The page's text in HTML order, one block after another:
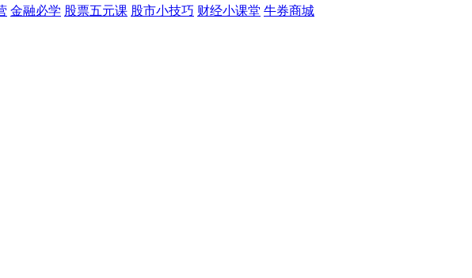
金融必学 股票五元课 股市小技巧 财经小课堂 牛券商城